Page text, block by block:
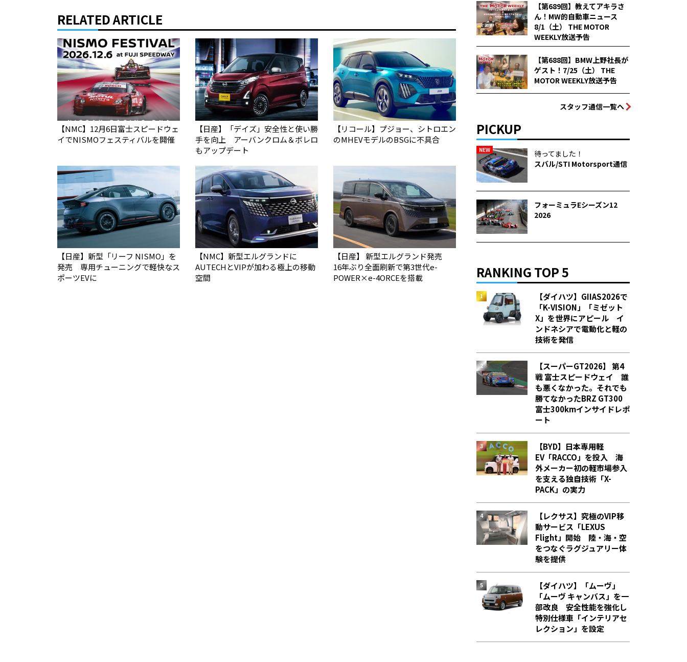
RELATED ARTICLE
【NMC】12月6日富士スピードウェ
イでNISMOフェスティバルを開催
【日産】「デイズ」安全性と使い勝
手を向上 アーバンクロム＆ボレロ
もアップデート
【リコール】プジョー、シトロエン
のMHEVモデルのBSGに不具合
【日産】新型「リーフ NISMO」を
発売 専用チューニングで軽快なス
ポーツEVに
【NMC】新型エルグランドに
AUTECHとVIPが加わる極上の移動
空間
【日産】 新型エルグランド発売
16年ぶり全面刷新で第3世代e-
POWER×e-4ORCEを搭載
【第689回】教えてアキラさ
ん！MW的自動車ニュース
8/1（土） THE MOTOR
WEEKLY放送予告
【第688回】BMW上野社長が
ゲスト！7/25（土） THE
MOTOR WEEKLY放送予告
スタッフ通信一覧へ
PICKUP
NEW
待ってました！
スバル/STI Motorsport通信
フォーミュラEシーズン12
2026
RANKING TOP 5
【ダイハツ】GIIAS2026で
「K-VISION」「ミゼット
X」を世界にアピール イ
ンドネシアで電動化と軽の
技術を発信
【スーパーGT2026】 第4
戦 富士スピードウェイ 誰
も悪くなかった。それでも
勝てなかった――BRZ GT300
富士300kmインサイドレポ
ート
【BYD】日本専用軽
EV「RACCO」を投入 海
外メーカー初の軽市場参入
を支える独自技術「X-
PACK」の実力
【レクサス】究極のVIP移
動サービス「LEXUS
Flight」開始 陸・海・空
をつなぐラグジュアリー体
験を提供
【ダイハツ】「ムーヴ」
「ムーヴ キャンバス」を一
部改良 安全性能を強化し
特別仕様車「インテリアセ
レクション」を設定